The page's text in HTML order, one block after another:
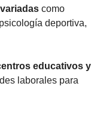
como
deportiva,
educativos y
laborales para